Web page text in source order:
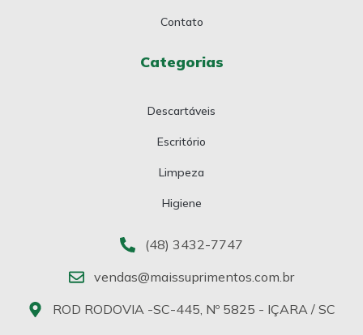
Contato
Categorias
Descartáveis
Escritório
Limpeza
Higiene
(48) 3432-7747
vendas@maissuprimentos.com.br
ROD RODOVIA -SC-445, Nº 5825 - IÇARA / SC